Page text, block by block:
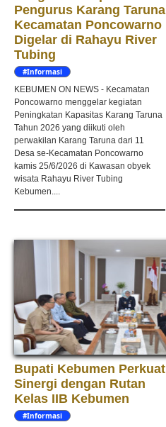
Pengurus Karang Taruna
Kecamatan Poncowarno
Digelar di Rahayu River
Tubing
#Informasi
KEBUMEN ON NEWS - Kecamatan
Poncowarno menggelar kegiatan
Peningkatan Kapasitas Karang Taruna
Tahun 2026 yang diikuti oleh
perwakilan Karang Taruna dari 11
Desa se-Kecamatan Poncowarno
kamis 25/6/2026 di Kawasan obyek
wisata Rahayu River Tubing
Kebumen....
Bupati Kebumen Perkuat
Sinergi dengan Rutan
Kelas IIB Kebumen
#Informasi